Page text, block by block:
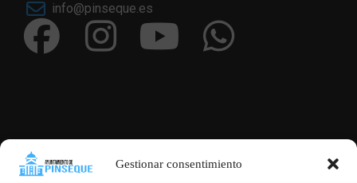
Gestionar consentimiento
info@pinseque.es